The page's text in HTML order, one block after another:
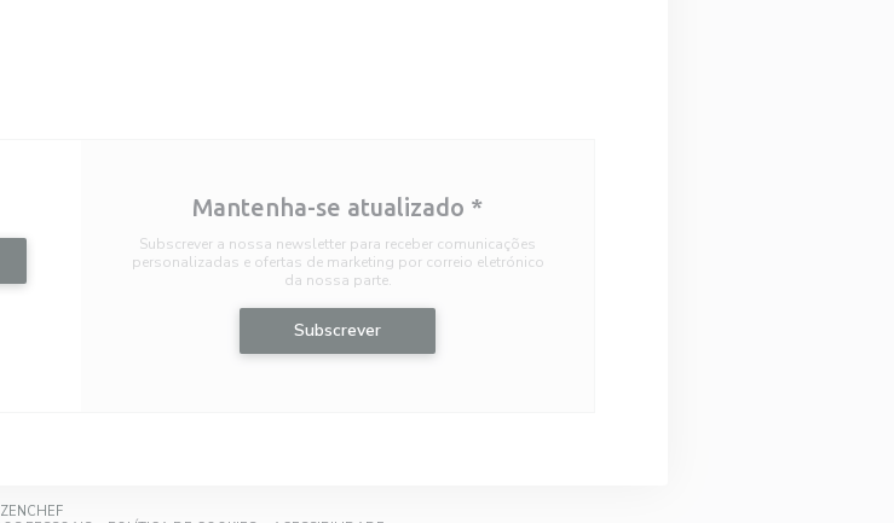
Mantenha-se atualizado *
Subscrever a nossa newsletter para receber comunicações
personalizadas e ofertas de marketing por correio eletrónico
da nossa parte.
Subscrever
ZENCHEF((ABRE NUMA NOVA JANELA))